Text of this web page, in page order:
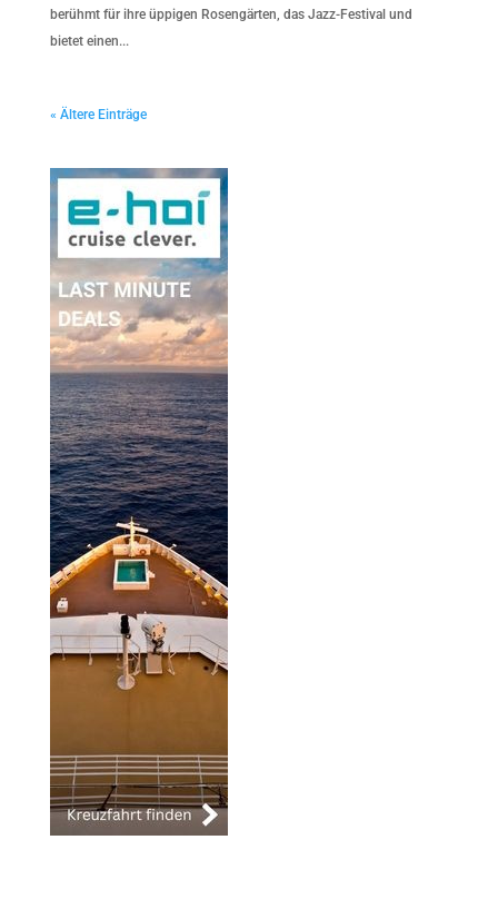
berühmt für ihre üppigen Rosengärten, das Jazz-Festival und
bietet einen...
« Ältere Einträge